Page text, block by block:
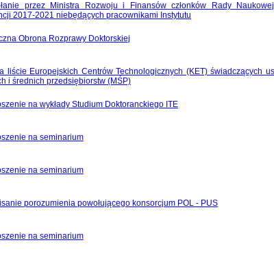
przez Ministra Rozwoju i Finansów członków Rady
2017-2021 niebędących pracownikami Instytutu
Obrona Rozprawy Doktorskiej
liście Europejskich Centrów Technologicznych (KET) świadczących
i średnich przedsiębiorstw (MŚP)
na wykłady Studium Doktoranckiego ITE
na seminarium
na seminarium
porozumienia powołującego konsorcjum POL - PUS
na seminarium